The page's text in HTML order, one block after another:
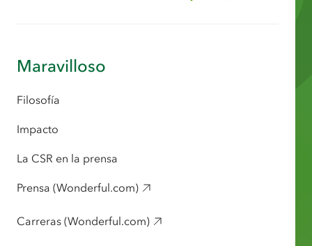
Maravilloso
Filosofía
Impacto
La CSR en la prensa
Prensa (Wonderful.com)
Carreras (Wonderful.com)